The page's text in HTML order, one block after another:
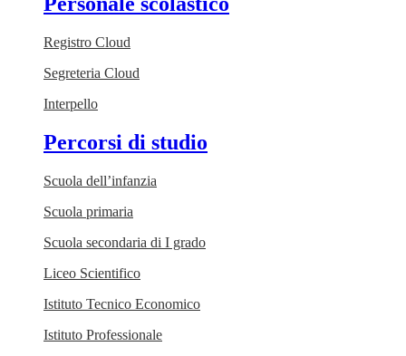
Registro Cloud
Segreteria Cloud
Interpello
Percorsi di studio
Scuola dell’infanzia
Scuola primaria
Scuola secondaria di I grado
Liceo Scientifico
Istituto Tecnico Economico
Istituto Professionale